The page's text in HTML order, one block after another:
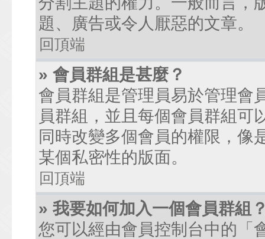
題、廣告或令人厭惡的文章。
回頂端
» 會員群組是甚麼？
會員群組是管理員易於管理會
員群組，並且每個會員群組可
同時改變多個會員的權限，像
某個私密性的版面。
回頂端
» 我要如何加入一個會員群組
您可以經由會員控制台中的「